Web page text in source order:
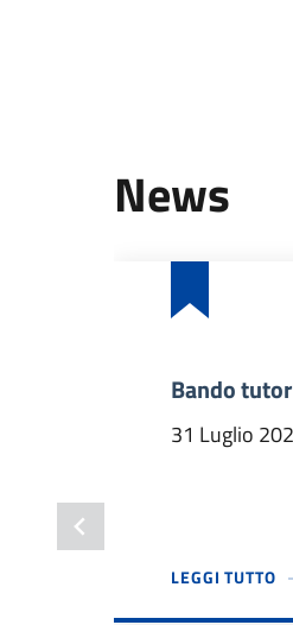
News
Bando
31 Luglio
LEGGI TUTTOA